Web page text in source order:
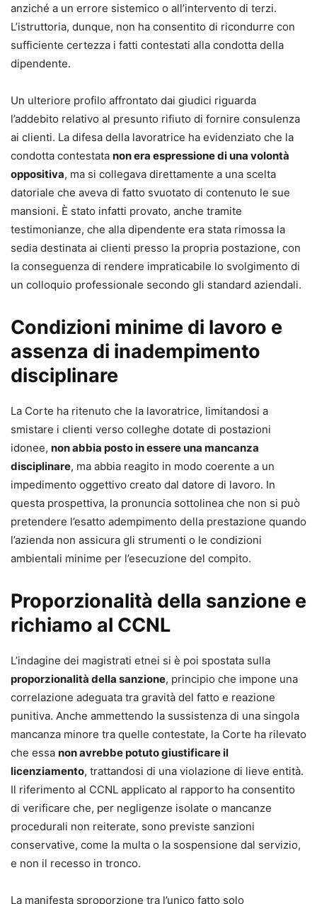
anziché a un errore sistemico o all’intervento di terzi.
L’istruttoria, dunque, non ha consentito di ricondurre con
sufficiente certezza i fatti contestati alla condotta della
dipendente.
Un ulteriore profilo affrontato dai giudici riguarda
l’addebito relativo al presunto rifiuto di fornire consulenza
ai clienti. La difesa della lavoratrice ha evidenziato che la
condotta contestata non era espressione di una volontà
oppositiva, ma si collegava direttamente a una scelta
datoriale che aveva di fatto svuotato di contenuto le sue
mansioni. È stato infatti provato, anche tramite
testimonianze, che alla dipendente era stata rimossa la
sedia destinata ai clienti presso la propria postazione, con
la conseguenza di rendere impraticabile lo svolgimento di
un colloquio professionale secondo gli standard aziendali.
Condizioni minime di lavoro e
assenza di inadempimento
disciplinare
La Corte ha ritenuto che la lavoratrice, limitandosi a
smistare i clienti verso colleghe dotate di postazioni
idonee, non abbia posto in essere una mancanza
disciplinare, ma abbia reagito in modo coerente a un
impedimento oggettivo creato dal datore di lavoro. In
questa prospettiva, la pronuncia sottolinea che non si può
pretendere l’esatto adempimento della prestazione quando
l’azienda non assicura gli strumenti o le condizioni
ambientali minime per l’esecuzione del compito.
Proporzionalità della sanzione e
richiamo al CCNL
L’indagine dei magistrati etnei si è poi spostata sulla
proporzionalità della sanzione, principio che impone una
correlazione adeguata tra gravità del fatto e reazione
punitiva. Anche ammettendo la sussistenza di una singola
mancanza minore tra quelle contestate, la Corte ha rilevato
che essa non avrebbe potuto giustificare il
licenziamento, trattandosi di una violazione di lieve entità.
Il riferimento al CCNL applicato al rapporto ha consentito
di verificare che, per negligenze isolate o mancanze
procedurali non reiterate, sono previste sanzioni
conservative, come la multa o la sospensione dal servizio,
e non il recesso in tronco.
La manifesta sproporzione tra l’unico fatto solo